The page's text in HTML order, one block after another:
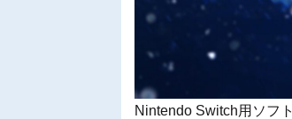
Nintendo Switch用ソフト